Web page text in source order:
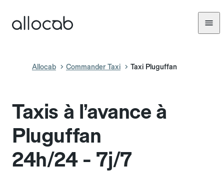
Allocab Commander Taxi Taxi Pluguffan
Taxis à l’avance à
Pluguffan
24h/24 - 7j/7